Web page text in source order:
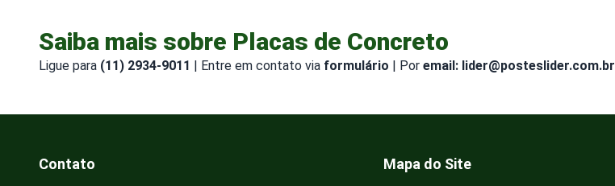
Saiba mais sobre Placas de Concreto
Ligue para (11) 2934-9011 | Entre em contato via formulário | Por email: lider@posteslider.com.br
Contato Mapa do Site